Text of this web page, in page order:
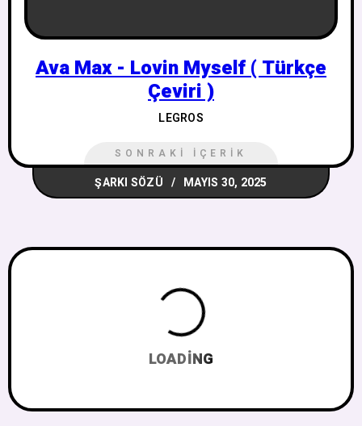
Ava Max - Lovin Myself ( Türkçe
Çeviri )
LEGROS
SONRAKI İÇERIK
ŞARKI SÖZÜ MAYIS 30, 2025
LOADING